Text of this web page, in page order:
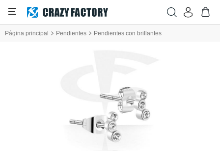
Página principal Pendientes Pendientes con brillantes